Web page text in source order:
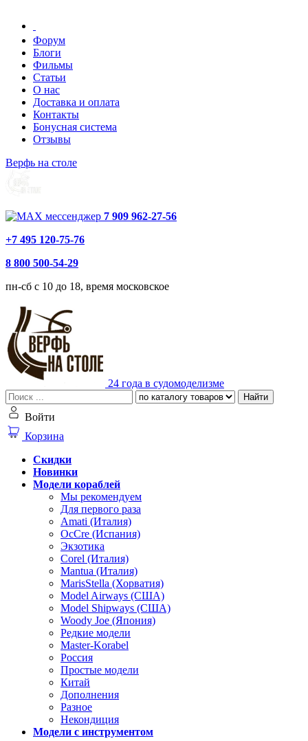
Форум
Блоги
Фильмы
Статьи
О нас
Доставка и оплата
Контакты
Бонусная система
Отзывы
Верфь на столе
7 909 962-27-56
+7 495 120-75-76
8 800 500-54-29
пн-сб с 10 до 18, время московское
24 года в судомоделизме
Найти
Войти
Корзина
Скидки
Новинки
Модели кораблей
Мы рекомендуем
Для первого раза
Amati (Италия)
OcCre (Испания)
Экзотика
Corel (Италия)
Mantua (Италия)
MarisStella (Хорватия)
Model Airways (США)
Model Shipways (США)
Woody Joe (Япония)
Редкие модели
Master-Korabel
Россия
Простые модели
Китай
Дополнения
Разное
Некондиция
Модели с инструментом